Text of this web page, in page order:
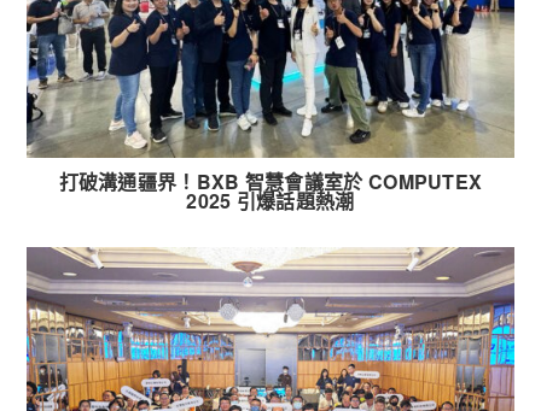
打破溝通疆界！BXB 智慧會議室於 COMPUTEX
2025 引爆話題熱潮